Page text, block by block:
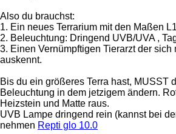
Also du brauchst:
1. Ein neues Terrarium mit den Maßen
2. Beleuchtung: Dringend UVB/UVA ,
3. Einen Vernümpftigen Tierarzt der sich
auskennt.
Bis du ein größeres Terra hast, MUSST
Beleuchtung in dem jetzigem ändern.
Heizstein und Matte raus.
UVB Lampe dringend rein (kannst bei
nehmen Repti glo 10.0